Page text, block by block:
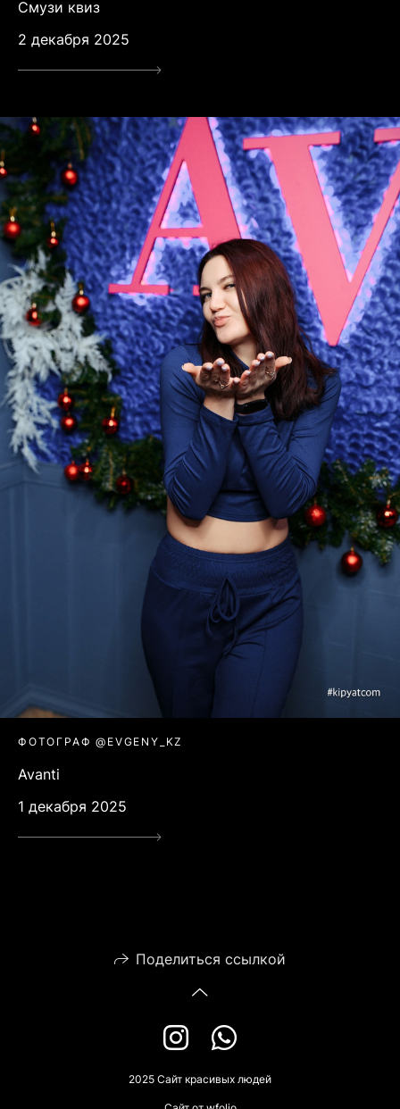
Смузи квиз
2 декабря 2025
ФОТОГРАФ @EVGENY_KZ
Avanti
1 декабря 2025
Поделиться ссылкой
2025 Сайт красивых людей